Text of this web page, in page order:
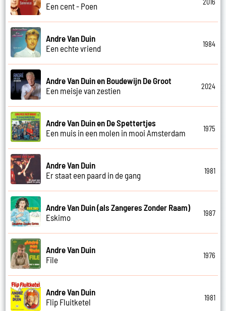
Een cent - Poen
Andre Van Duin
Een echte vriend
1984
Andre Van Duin en Boudewijn De Groot
Een meisje van zestien
2024
Andre Van Duin en De Spettertjes
Een muis in een molen in mooi Amsterdam
1975
Andre Van Duin
Er staat een paard in de gang
1981
Andre Van Duin (als Zangeres Zonder Raam)
Eskimo
1987
Andre Van Duin
File
1976
Andre Van Duin
Flip Fluitketel
1981